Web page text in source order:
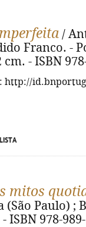
/
Franco. -
cm. - ISBN
http://
mitos
(São Paulo) ;
ISBN 978-